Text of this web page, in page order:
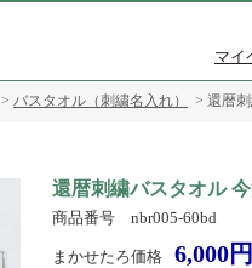
マイ
> バスタオル（刺繍名入れ） > 還暦
還暦刺繍バスタオル
商品番号 nbr005-60bd
まかせたろ価格 6,000円